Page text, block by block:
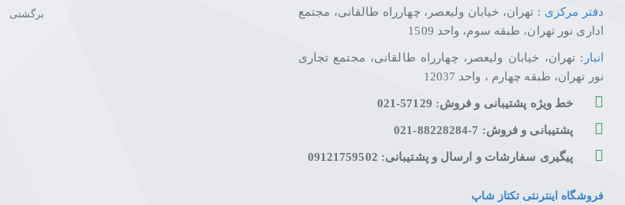
دفتر مرکزی : تهران، خیابان ولیعصر، چهارراه طالقانی، مجتمع
اداری نور تهران، طبقه سوم، واحد 1509
انبار : تهران، خیابان ولیعصر، چهارراه طالقانی، مجتمع تجاری
نور تهران، طبقه چهارم ، واحد 12037
خط ویژه پشتیبانی و فروش: 57129-021
پشتیبانی و فروش: 7-88228284-021
پیگیری سفارشات و ارسال و پشتیبانی: 09121759502
برگشتی
فروشگاه اینترنتی تکتاز شاپ